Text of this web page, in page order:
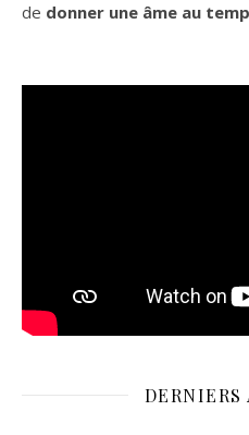
de donner une âme au
DERNIERS